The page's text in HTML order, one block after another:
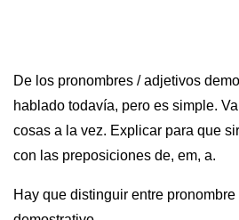
De los pronombres / adjetivos
hablado todavía, pero es simple.
cosas a la vez. Explicar para que
con las preposiciones de, em, a.
Hay que distinguir entre